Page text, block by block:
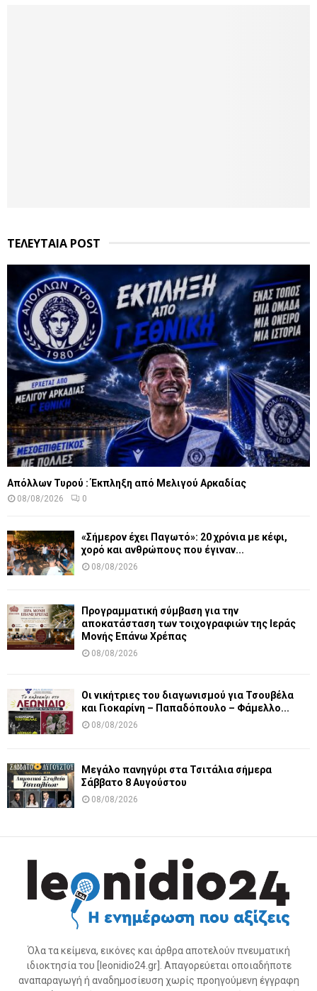
ΤΕΛΕΥΤΑΙΑ POST
Απόλλων Τυρού : Έκπληξη από Μελιγού Αρκαδίας
08/08/2026 0
«Σήμερον έχει Παγωτό»: 20 χρόνια με κέφι,
χορό και ανθρώπους που έγιναν...
08/08/2026
Προγραμματική σύμβαση για την
αποκατάσταση των τοιχογραφιών της Ιεράς
Μονής Επάνω Χρέπας
08/08/2026
Οι νικήτριες του διαγωνισμού για Τσουβέλα
και Γιοκαρίνη – Παπαδόπουλο – Φάμελλο...
08/08/2026
Μεγάλο πανηγύρι στα Τσιτάλια σήμερα
Σάββατο 8 Αυγούστου
08/08/2026
Όλα τα κείμενα, εικόνες και άρθρα αποτελούν πνευματική
ιδιοκτησία του [leonidio24.gr]. Απαγορεύεται οποιαδήποτε
αναπαραγωγή ή αναδημοσίευση χωρίς προηγούμενη έγγραφη